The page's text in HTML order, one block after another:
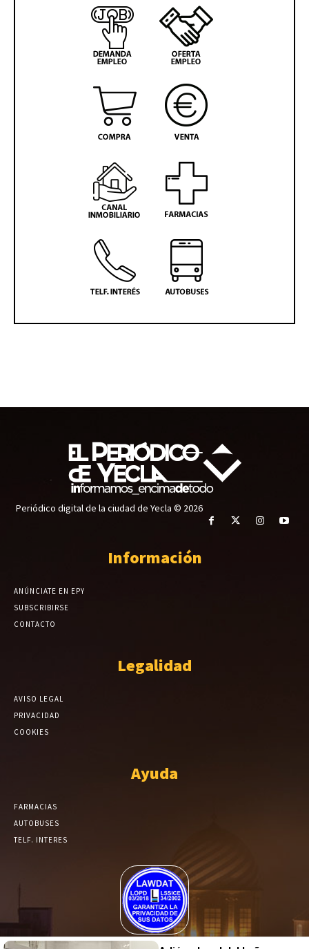
Periódico digital de la ciudad de Yecla © 2026
Información
ANÚNCIATE EN EPY
SUBSCRIBIRSE
CONTACTO
Legalidad
AVISO LEGAL
PRIVACIDAD
COOKIES
Ayuda
FARMACIAS
AUTOBUSES
TELF. INTERES
El Periódico de Yecla alcanza un grado más de compromiso en el